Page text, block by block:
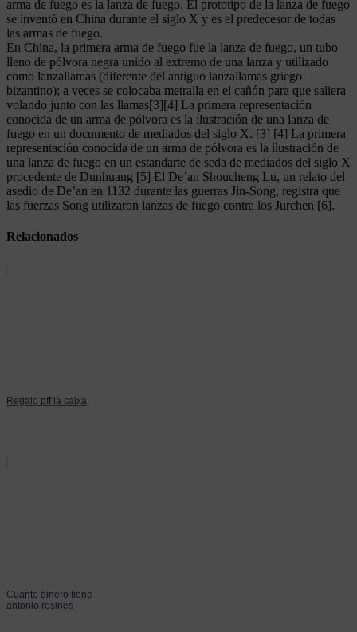
arma de fuego es la lanza de fuego. El prototipo de la lanza de fuego
se inventó en China durante el siglo X y es el predecesor de todas
las armas de fuego.
En China, la primera arma de fuego fue la lanza de fuego, un tubo
lleno de pólvora negra unido al extremo de una lanza y utilizado
como lanzallamas (diferente del antiguo lanzallamas griego
bizantino); a veces se colocaba metralla en el cañón para que saliera
volando junto con las llamas[3][4] La primera representación
conocida de un arma de pólvora es la ilustración de una lanza de
fuego en un documento de mediados del siglo X. [3] [4] La primera
representación conocida de un arma de pólvora es la ilustración de
una lanza de fuego en un estandarte de seda de mediados del siglo X
procedente de Dunhuang [5] El De’an Shoucheng Lu, un relato del
asedio de De’an en 1132 durante las guerras Jin-Song, registra que
las fuerzas Song utilizaron lanzas de fuego contra los Jurchen [6].
Relacionados
Regalo pff la caixa
Cuanto dinero tiene
antonio resines